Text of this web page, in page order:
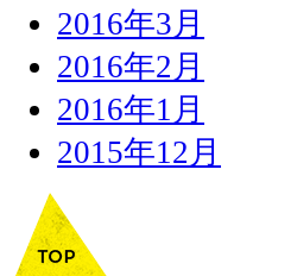
2016年3月
2016年2月
2016年1月
2015年12月